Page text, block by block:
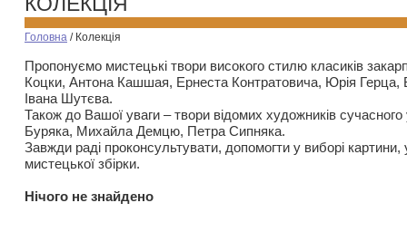
Головна / Колекція
Пропонуємо мистецькі твори високого стилю класиків
Коцки, Антона Кашшая, Ернеста Контратовича, Юрія
Івана Шутєва.
Також до Вашої уваги – твори відомих художників
Буряка, Михайла Демцю, Петра Сипняка.
Завжди раді проконсультувати, допомогти у виборі картини,
мистецької збірки.
Нiчого не знайдено